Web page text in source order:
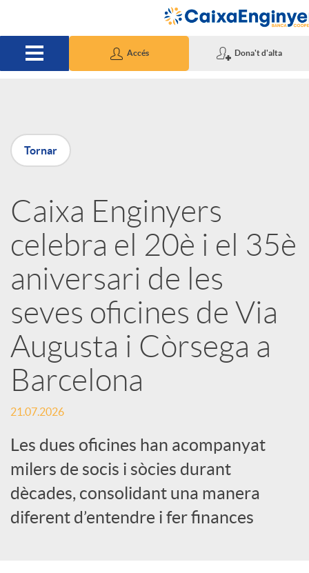
Accés Dona't d'alta
P
u
b
l
i
c
a
d
o
r
Tornar
Caixa Enginyers
celebra el 20è i el 35è
aniversari de les
seves oficines de Via
Augusta i Còrsega a
Barcelona
21.07.2026
Les dues oficines han acompanyat
milers de socis i sòcies durant
dècades, consolidant una manera
diferent d’entendre i fer finances